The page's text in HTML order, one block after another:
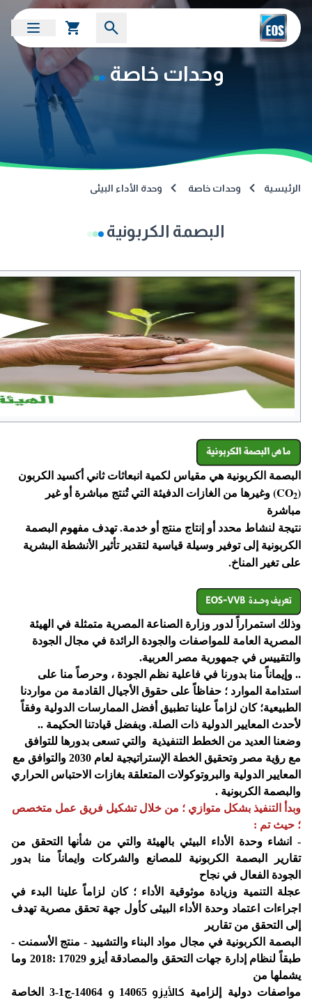
وحدات خاصة
الرئيسية وحدات خاصة وحدة الأداء البيئى
البصمة الكربونية
البصمة الكربونية هي مقياس لكمية انبعاثات ثاني أكسيد الكربون
(CO
2
) وغيرها من الغازات الدفيئة التي تُنتج مباشرة أو غير
مباشرة
نتيجة لنشاط محدد أو إنتاج منتج أو خدمة. تهدف مفهوم البصمة
الكربونية إلى توفير وسيلة قياسية لتقدير تأثير الأنشطة البشرية
على تغير المناخ.
وذلك استمراراً لدور وزارة الصناعة المصرية متمثلة في الهيئة
المصرية العامة للمواصفات والجودة الرائدة في مجال الجودة
والتقييس في جمهورية مصر العربية.
.. وإيماناً منا بدورنا في فاعلية نظم الجودة ، وحرصاً منا على
استدامة الموارد ؛ حفاظاً على حقوق الأجيال القادمة من مواردنا
الطبيعية؛ كان لزاماً علينا تطبيق أفضل الممارسات الدولية وفقاً
لأحدث المعايير الدولية ذات الصلة. وبفضل قيادتنا الحكيمة ..
وضعنا العديد من الخطط التنفيذية والتي تسعى بدورها للتوافق
مع رؤية مصر وتحقيق الخطة الإستراتيجية لعام 2030 والتوافق مع
المعايير الدولية والبروتوكولات المتعلقة بغازات الاحتباس الحراري
والبصمة الكربونية .
وبدأ التنفيذ بشكل متوازي ؛ من خلال تشكيل فريق عمل متخصص
؛ حيث تم :
- انشاء وحدة الأداء البيئي بالهيئة والتي من شأنها التحقق من
تقارير البصمة الكربونية للمصانع والشركات وايماناً منا بدور
الجودة الفعال في نجاح
عجلة التنمية وزيادة موثوقية الأداء ؛ كان لزاماً علينا البدء في
اجراءات اعتماد وحدة الأداء البيئى كأول جهة تحقق مصرية تهدف
إلى التحقق من تقارير
البصمة الكربونية في مجال مواد البناء والتشييد - منتج الأسمنت -
طبقاً لنظام إدارة جهات التحقق والمصادقة أيزو 17029 :2018 وما
يشملها من
مواصفات دولية إلزامية كالأيزو14065 و
14064-ج1-3 الخاصة